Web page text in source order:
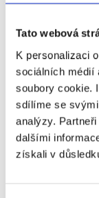
Tato webová
K personalizaci
sociálních médií
soubory cookie.
sdílíme se
analýzy.
dalšími
získali v